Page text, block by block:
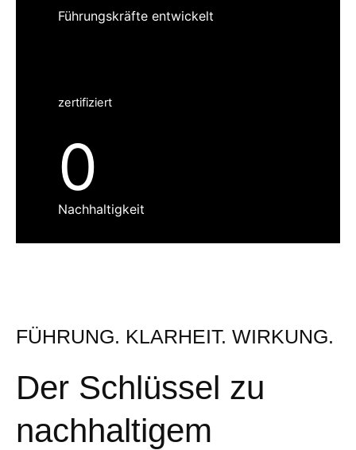
Führungskräfte entwickelt
zertifiziert
0
Nachhaltigkeit
FÜHRUNG. KLARHEIT. WIRKUNG.
Der Schlüssel zu
nachhaltigem